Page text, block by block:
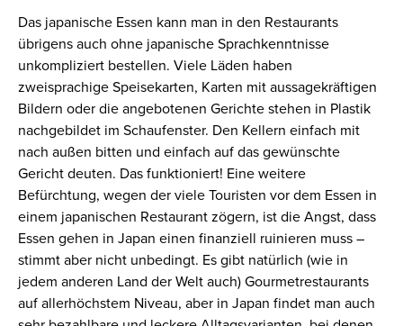
Das japanische Essen kann man in den Restaurants
übrigens auch ohne japanische Sprachkenntnisse
unkompliziert bestellen. Viele Läden haben
zweisprachige Speisekarten, Karten mit aussagekräftigen
Bildern oder die angebotenen Gerichte stehen in Plastik
nachgebildet im Schaufenster. Den Kellern einfach mit
nach außen bitten und einfach auf das gewünschte
Gericht deuten. Das funktioniert! Eine weitere
Befürchtung, wegen der viele Touristen vor dem Essen in
einem japanischen Restaurant zögern, ist die Angst, dass
Essen gehen in Japan einen finanziell ruinieren muss –
stimmt aber nicht unbedingt. Es gibt natürlich (wie in
jedem anderen Land der Welt auch) Gourmetrestaurants
auf allerhöchstem Niveau, aber in Japan findet man auch